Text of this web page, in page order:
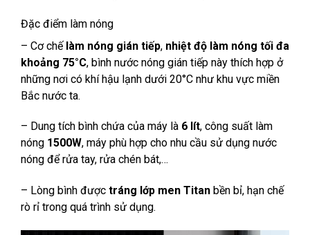
Đặc điểm làm nóng
– Cơ chế làm nóng gián tiếp, nhiệt độ làm nóng tối đa
khoảng 75°C, bình nước nóng gián tiếp này thích hợp ở
những nơi có khí hậu lạnh dưới 20°C như khu vực miền
Bắc nước ta.
– Dung tích bình chứa của máy là 6 lít, công suất làm
nóng 1500W, máy phù hợp cho nhu cầu sử dụng nước
nóng để rửa tay, rửa chén bát,…
– Lòng bình được tráng lớp men Titan bền bỉ, hạn chế
rò rỉ trong quá trình sử dụng.